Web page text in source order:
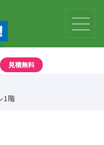
見積無料
1階